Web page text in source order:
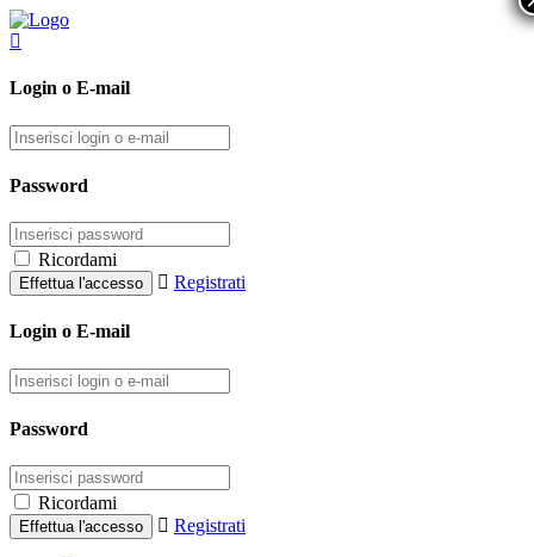
Login o E-mail
Password
Ricordami
Registrati
Login o E-mail
Password
Ricordami
Registrati